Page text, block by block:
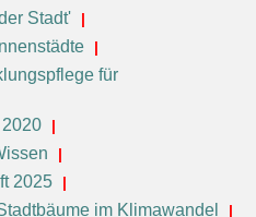
Stadt'
für
2025
im Klimawandel